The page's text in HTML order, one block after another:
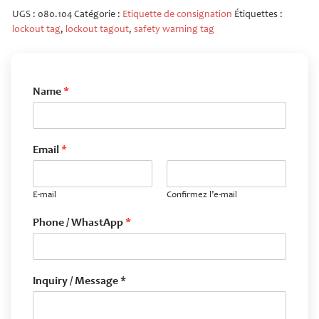
UGS : 080.104 Catégorie : Etiquette de consignation Étiquettes :
lockout tag, lockout tagout, safety warning tag
Name*
Email *
E-mail Confirmez l’e-mail
Phone / WhastApp*
Inquiry / Message *